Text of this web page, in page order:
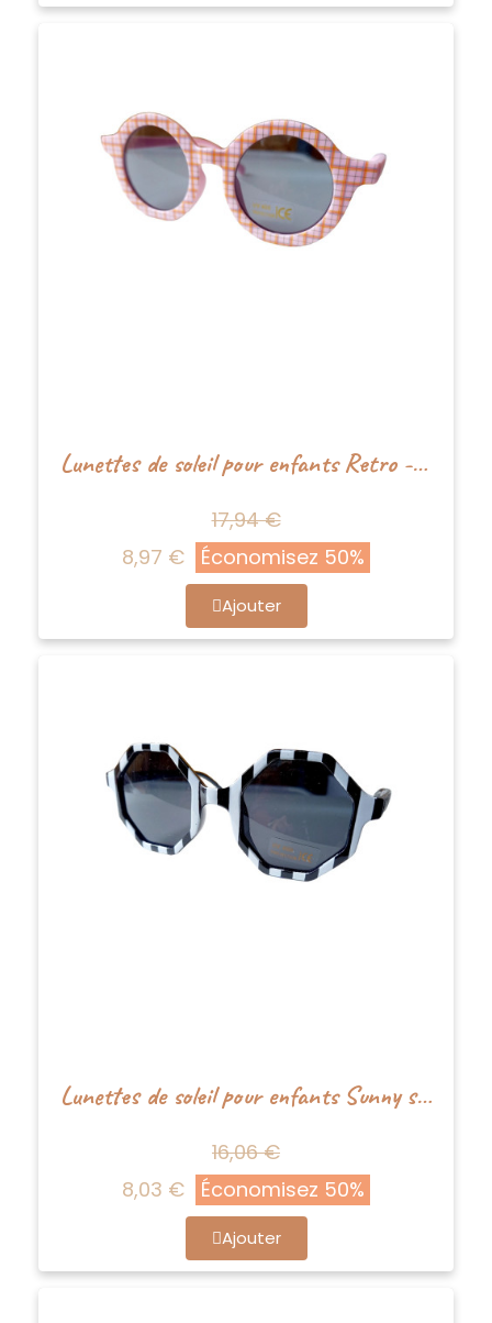
Lunettes de soleil pour enfants Retro - Rose - Happy by Lies
17,94 €
8,97 €
Économisez 50%
Ajouter
Lunettes de soleil pour enfants Sunny stripe - Noir et blanc - Happy by Lies
16,06 €
8,03 €
Économisez 50%
Ajouter